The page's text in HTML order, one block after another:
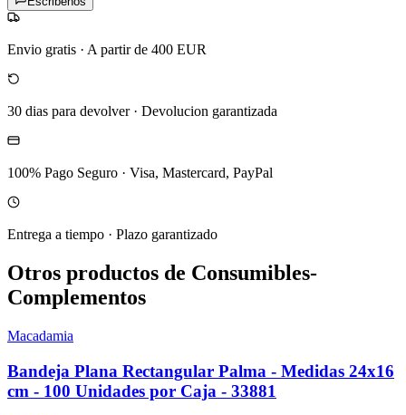
Envio gratis · A partir de 400 EUR
30 dias para devolver· Devolucion garantizada
100% Pago Seguro · Visa, Mastercard, PayPal
Entrega a tiempo · Plazo garantizado
Otros productos de Consumibles-
Complementos
Macadamia
Bandeja Plana Rectangular Palma - Medidas 24x16
cm - 100 Unidades por Caja - 33881